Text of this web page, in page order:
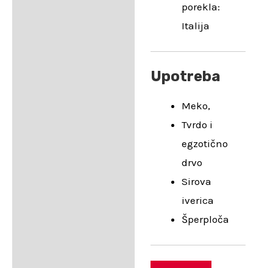
porekla:
Italija
Upotreba
Meko,
Tvrdo i
egzotično
drvo
Sirova
iverica
Šperploča